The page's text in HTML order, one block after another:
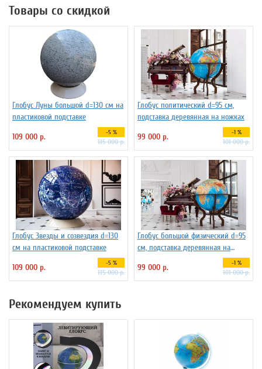
Товары со скидкой
Глобус Луны большой d=130 см на
пластиковой подставке
109 000 р.
-5 %
115 000 р.
Глобус политический d=95 см,
подставка деревянная на ножках
99 000 р.
-1 %
101 000 р.
Глобус Звезды и созвездия d=130
см на пластиковой подставке
109 000 р.
-5 %
115 000 р.
Глобус большой физический d=95
см, подставка деревянная на
99 000 р. -1 %
101 000 р.
Рекомендуем купить